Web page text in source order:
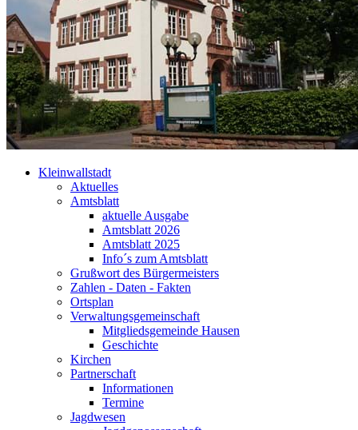
Kleinwallstadt
Aktuelles
Amtsblatt
aktuelle Ausgabe
Amtsblatt 2026
Amtsblatt 2025
Info´s zum Amtsblatt
Grußwort des Bürgermeisters
Zahlen - Daten - Fakten
Ortsplan
Verwaltungsgemeinschaft
Mitgliedsgemeinde Hausen
Geschichte
Kirchen
Partnerschaft
Informationen
Termine
Jagdwesen